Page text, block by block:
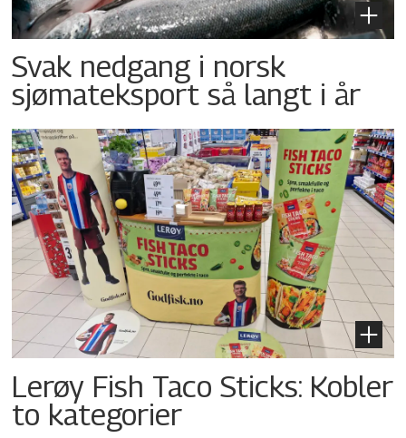
Svak nedgang i norsk
sjømateksport så langt i år
Lerøy Fish Taco Sticks: Kobler
to kategorier